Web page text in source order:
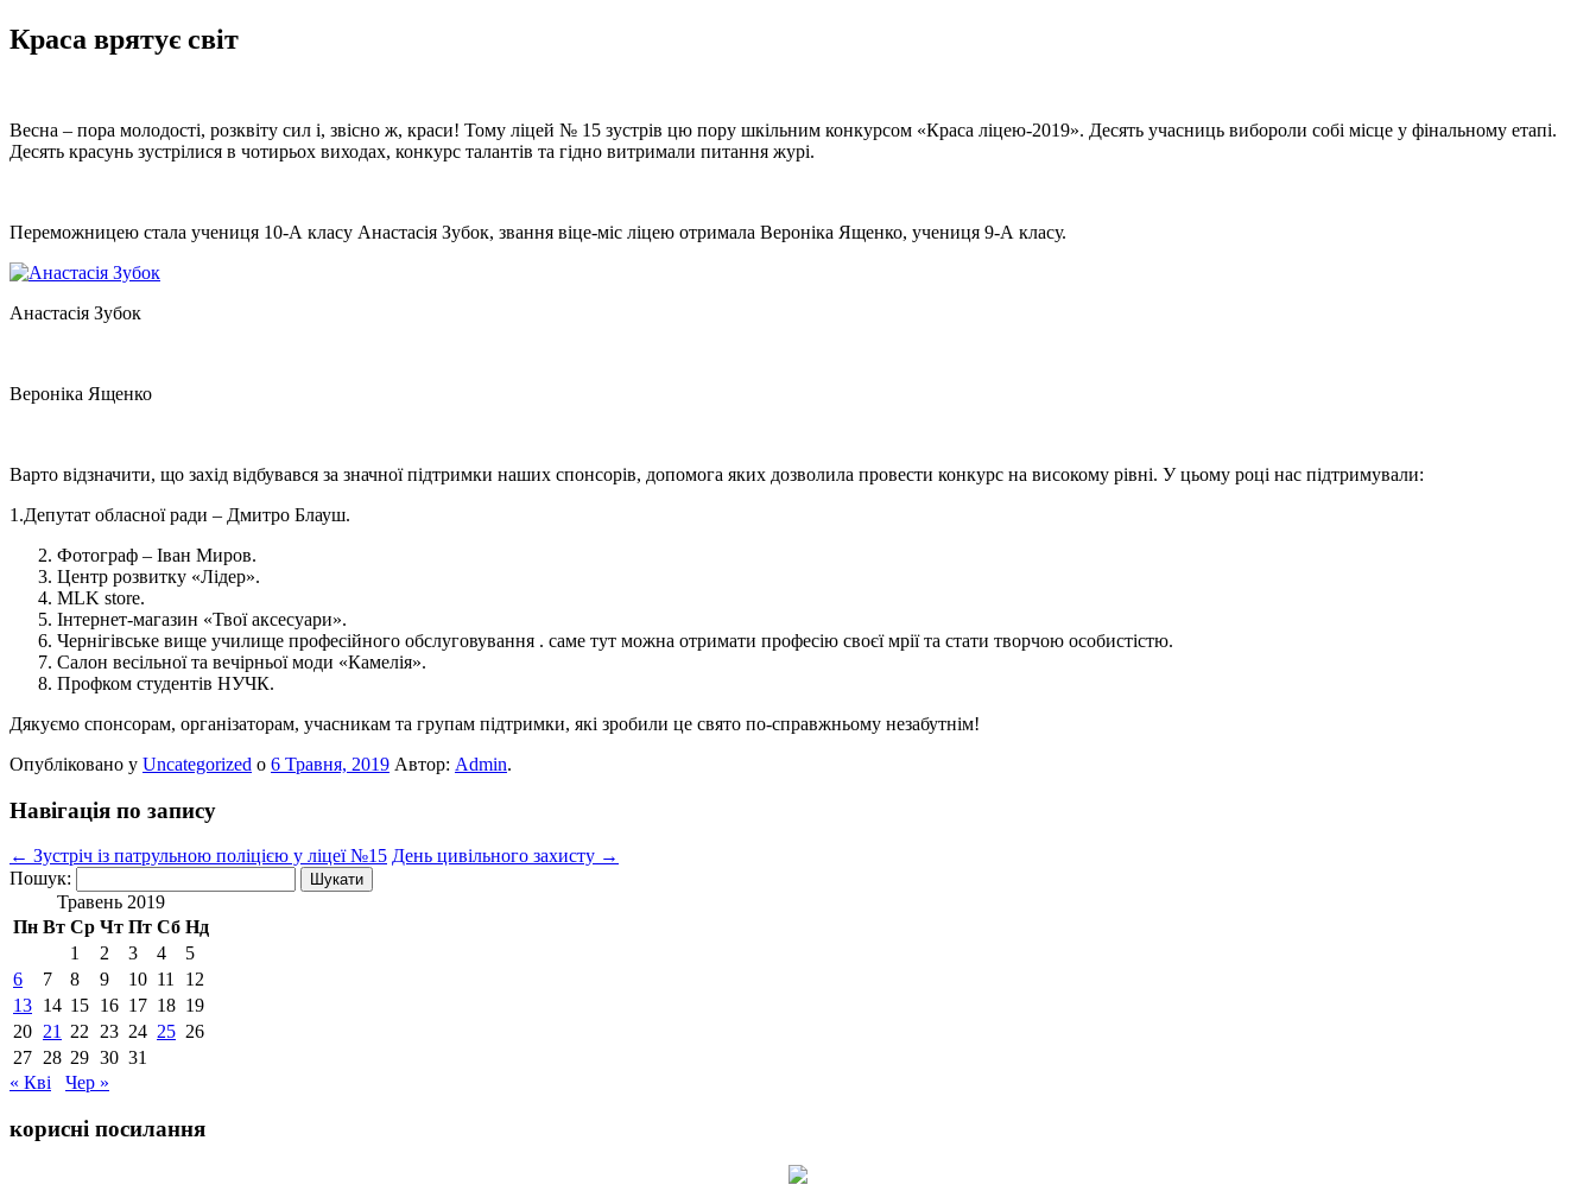
Краса врятує світ
Весна – пора молодості, розквіту сил і, звісно ж, краси! Тому ліцей № 15 зустрів цю пору шкільним конкурсом «Краса ліцею-2019». Десять учасниць вибороли собі місце у фінальному етапі.
Десять красунь зустрілися в чотирьох виходах, конкурс талантів та гідно витримали питання журі.
Переможницею стала учениця 10-А класу Анастасія Зубок, звання віце-міс ліцею отримала Вероніка Ященко, учениця 9-А класу.
Анастасія Зубок
Вероніка Ященко
Варто відзначити, що захід відбувався за значної підтримки наших спонсорів, допомога яких дозволила провести конкурс на високому рівні. У цьому році нас підтримували:
1.Депутат обласної ради – Дмитро Блауш.
Фотограф – Іван Миров.
Центр розвитку «Лідер».
MLK store.
Інтернет-магазин «Твої аксесуари».
Чернігівське вище училище професійного обслуговування . саме тут можна отримати професію своєї мрії та стати творчою особистістю.
Салон весільної та вечірньої моди «Камелія».
Профком студентів НУЧК.
Дякуємо спонсорам, організаторам, учасникам та групам підтримки, які зробили це свято по-справжньому незабутнім!
Опубліковано у Uncategorized о 6 Травня, 2019 Автор: Admin.
Навігація по запису
← Зустріч із патрульною поліцією у ліцеї №15 День цивільного захисту →
Пошук:
Травень 2019
Пн Вт Ср Чт Пт Сб Нд
1
2 3 4
5
6
7 8 9 10 11
12
13 14 15 16 17 18 19
20 21 22 23 24 25 26
27 28 29 30 31
« Кві
Чер »
корисні посилання